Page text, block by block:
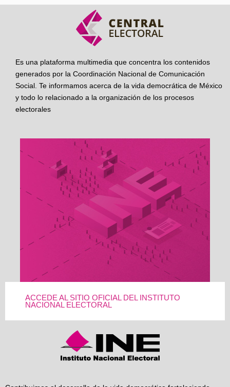
Es una plataforma multimedia que concentra los contenidos
generados por la Coordinación Nacional de Comunicación
Social. Te informamos acerca de la vida democrática de México
y todo lo relacionado a la organización de los procesos
electorales
ACCEDE AL SITIO OFICIAL DEL INSTITUTO
NACIONAL ELECTORAL